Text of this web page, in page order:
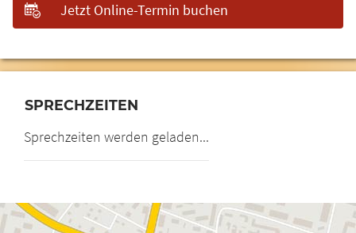
Jetzt Online-Termin buchen
SPRECHZEITEN
Sprechzeiten werden geladen...